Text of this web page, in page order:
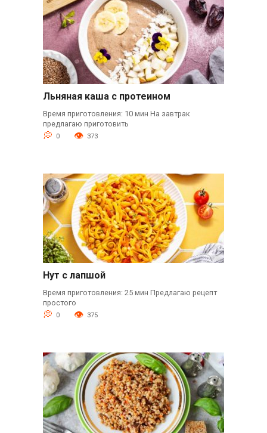
Льняная каша с протеином
Время приготовления: 10 мин На завтрак
предлагаю приготовить
0 373
Нут с лапшой
Время приготовления: 25 мин Предлагаю рецепт
простого
0 375